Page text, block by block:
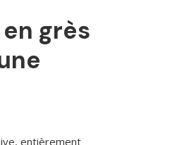
grès
entièrement